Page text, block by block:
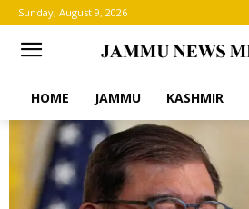
Sunday, August 9, 2026
HOME JAMMU KASHMIR